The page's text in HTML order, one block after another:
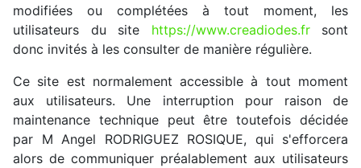
modifiées ou complétées à tout moment, les
utilisateurs du site https://www.creadiodes.frsont
donc invités à les consulter de manière régulière.
Ce site est normalement accessible à tout moment
aux utilisateurs. Une interruption pour raison de
maintenance technique peut être toutefois décidée
par M Angel RODRIGUEZ ROSIQUE, qui s'efforcera
alors de communiquer préalablement aux utilisateurs